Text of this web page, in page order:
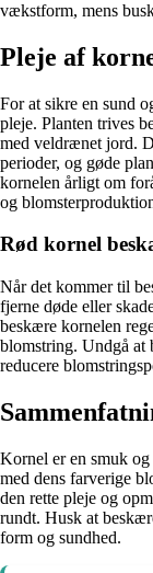
vækstform, mens
Pleje af
For at sikre en sund
pleje. Planten trives
med veldrænet jord.
perioder, og gøde
kornelen årligt om
og
Rød kornel
Når det kommer til
fjerne døde eller
beskære kornelen
blomstring. Undgå at
reducere
Kornel er en smuk
med dens farverige
den rette pleje og
rundt. Husk at
form og sundhed.